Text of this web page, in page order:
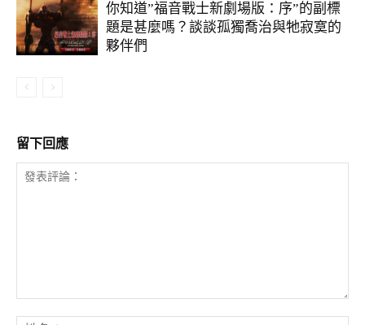
你知道”福音戰士新劇場版：序”的副標
題是甚麼嗎？談談孤獨喬治與牠寂寞的
夥伴們
留下回應